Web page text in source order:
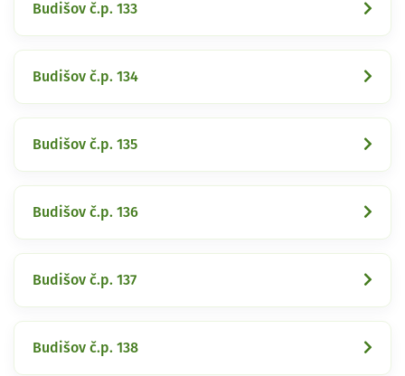
Budišov č.p. 133
Budišov č.p. 134
Budišov č.p. 135
Budišov č.p. 136
Budišov č.p. 137
Budišov č.p. 138